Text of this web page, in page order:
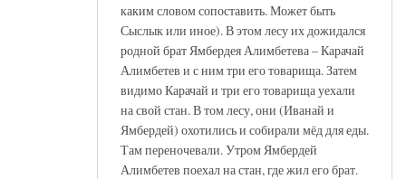
каким словом сопоставить. Может быть
Сыслык или иное). В этом лесу их дожидался
родной брат Ямбердея Алимбетева – Карачай
Алимбетев и с ним три его товарища. Затем
видимо Карачай и три его товарища уехали
на свой стан. В том лесу, они (Иванай и
Ямбердей) охотились и собирали мёд для еды.
Там переночевали. Утром Ямбердей
Алимбетев поехал на стан, где жил его брат.